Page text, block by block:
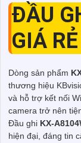
ĐẦU
GIÁ RẺ
Dòng sản phẩm
thương hiệu
và hỗ trợ kết nối
camera trở nên
Đầu ghi KX-
hiện đại, đáng tin